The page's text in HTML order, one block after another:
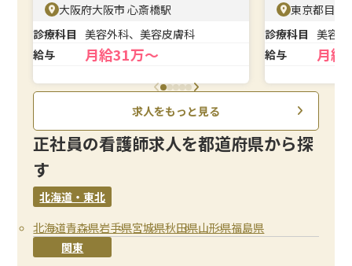
大阪府大阪市 心斎橋駅
診療科目
美容外科、美容皮膚科
給与
月給31万～
東京都目
診療科目
美容
給与
月給
求人をもっと見る
正社員の看護師求人を都道府県から探
す
北海道・東北
北海道青森県岩手県宮城県秋田県山形県福島県
関東